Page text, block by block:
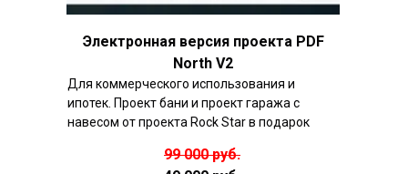
99 000 руб.
Для коммерческого использования и
ипотек. Проект бани и проект гаража с
навесом от проекта Rock Star в подарок
Электронная версия проекта PDF
North V2